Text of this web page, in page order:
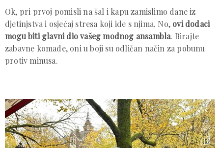
Ok, pri prvoj pomisli na šal i kapu zamislimo dane iz
djetinjstva i osjećaj stresa koji ide s njima. No, ovi dodaci
mogu biti glavni dio vašeg modnog ansambla. Birajte
zabavne komade, oni u boji su odličan način za pobunu
protiv minusa.